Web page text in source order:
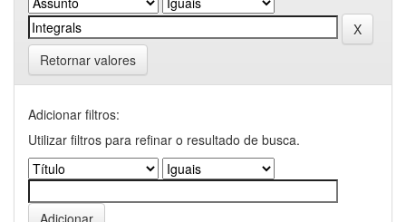
Retornar valores
Adicionar filtros:
Utilizar filtros para refinar o resultado de busca.